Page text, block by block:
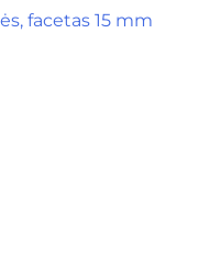
facetas 15 mm